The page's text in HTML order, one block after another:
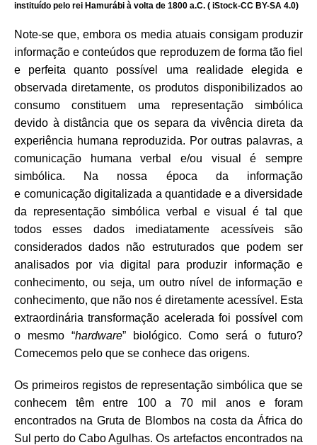
instituído pelo rei Hamurábi à volta de 1800 a.C. ( iStock-CC BY-SA 4.0)
Note-se que, embora os media atuais consigam produzir
informação e conteúdos que reproduzem de forma tão ﬁel
e perfeita quanto possível uma realidade elegida e
observada diretamente, os produtos disponibilizados ao
consumo constituem uma representação simbólica
devido à distância que os separa da vivência direta da
experiência humana reproduzida. Por outras palavras, a
comunicação humana verbal e/ou visual é sempre
simbólica. Na nossa época da informação
e comunicação digitalizada a quantidade e a diversidade
da representação simbólica verbal e visual é tal que
todos esses dados imediatamente acessíveis são
considerados dados não estruturados que podem ser
analisados por via digital para produzir informação e
conhecimento, ou seja, um outro nível de informação e
conhecimento, que não nos é diretamente acessível. Esta
extraordinária transformação acelerada foi possível com
o mesmo “hardware” biológico. Como será o futuro?
Comecemos pelo que se conhece das origens.
Os primeiros registos de representação simbólica que se
conhecem têm entre 100 a 70 mil anos e foram
encontrados na Gruta de Blombos na costa da África do
Sul perto do Cabo Agulhas. Os artefactos encontrados na